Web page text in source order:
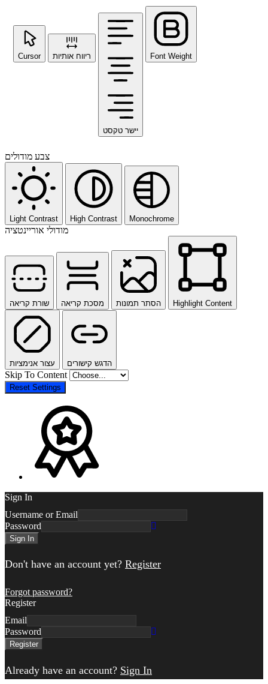
Cursor ריווח אותיות
יישר טקסט
Font Weight
צבע מודולים
Light Contrast High Contrast Monochrome
מודולי אוריינטציה
שורת קריאה מסכת קריאה הסתר תמונות Highlight Content
עצור אנימציות הדגש קישורים
Skip To Content
Reset Settings
Sign In
Username or Email
Password
Sign In
Don't have an account yet? Register
Forgot password?
Register
Email
Password
Register
Already have an account? Sign In